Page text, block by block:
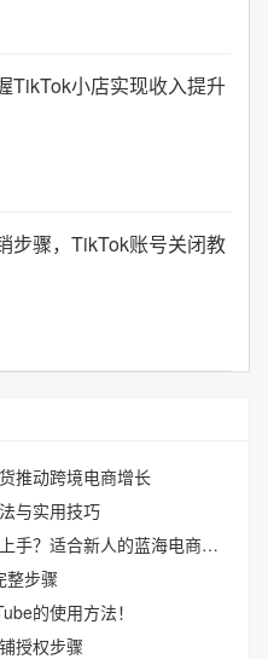
TikTok小店实现收入提升
步骤，TikTok账号关闭教
推动跨境电商增长
与实用技巧
新手跨境电商选哪个平台更易上手？适合新人的蓝海电商平台推荐
整步骤
的使用方法！
授权步骤